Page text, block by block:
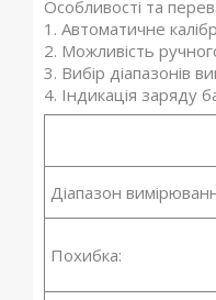
Особливості та
1. Автоматичне
2. Можливість
3. Вибір діапазонів
4. Індикація заряду
Діапазон
Похибка: